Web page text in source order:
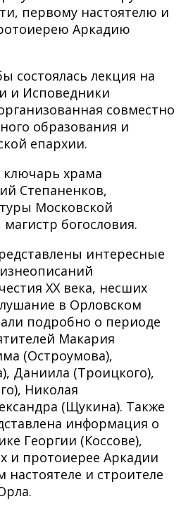
первому настоятелю и
Аркадию
состоялась лекция на
и Исповедники
совместно
образования и
епархии.
храма
Степаненков,
Московской
богословия.
интересные
XX века, несших
в Орловском
подробно о периоде
Макария
(Остроумова),
Даниила (Троицкого),
Николая
(Щукина). Также
информация о
Георгии (Коссове),
и протоиерее Аркадии
и строителе